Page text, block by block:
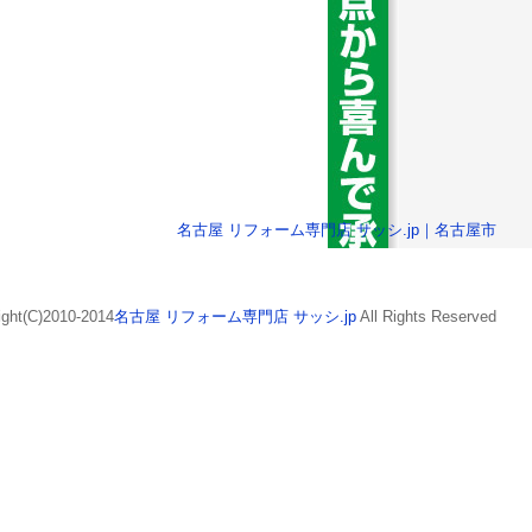
名古屋 リフォーム専門店 サッシ.jp｜名古屋市
2014名古屋 リフォーム専門店 サッシ.jp All Rights Reserved